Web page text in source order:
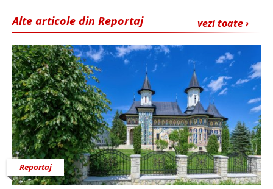
vezi toate ›
Alte articole din Reportaj
Reportaj